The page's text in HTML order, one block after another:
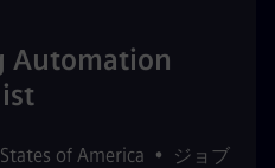
Automation
of America •
ジョブ